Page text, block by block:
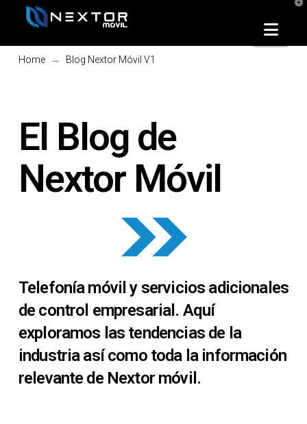
Home → Blog Nextor Móvil V1
El Blog de
Nextor Móvil
Telefonía móvil y servicios adicionales
de control empresarial. Aquí
exploramos las tendencias de la
industria así como toda la información
relevante de Nextor móvil.